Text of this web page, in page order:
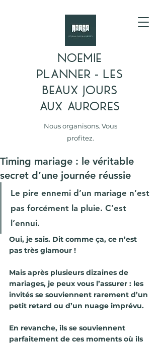
NOEMIE
PLANNER - LES
BEAUX JOURS
AUX AURORES
Nous organisons. Vous
profitez.
Timing mariage : le véritable
secret d’une journée réussie
Le pire ennemi d’un mariage n’est
pas forcément la pluie. C’est
l’ennui.
Oui, je sais. Dit comme ça, ce n’est
pas très glamour !
Mais après plusieurs dizaines de
mariages, je peux vous l’assurer : les
invités se souviennent rarement d’un
petit retard ou d’un nuage imprévu.
En revanche, ils se souviennent
parfaitement de ces moments où ils